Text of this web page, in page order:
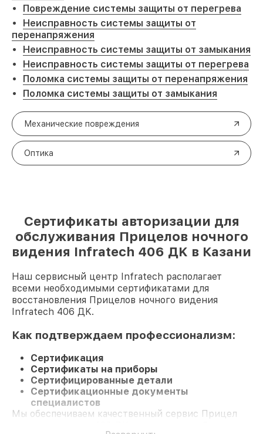
Повреждение системы защиты от перегрева
Неисправность системы защиты от
перенапряжения
Неисправность системы защиты от замыкания
Неисправность системы защиты от перегрева
Поломка системы защиты от перенапряжения
Поломка системы защиты от замыкания
Механические повреждения
Оптика
Сертификаты авторизации для
обслуживания Прицелов ночного
видения Infratech 406 ДK в Казани
Наш сервисный центр Infratech располагает
всеми необходимыми сертификатами для
восстановления Прицелов ночного видения
Infratech 406 ДK.
Как подтверждаем профессионализм:
Сертификация
Сертификаты на приборы
Сертифицированные детали
Сертификационные документы
специалистов
Мы обеспечиваем качественный сервис Прицел